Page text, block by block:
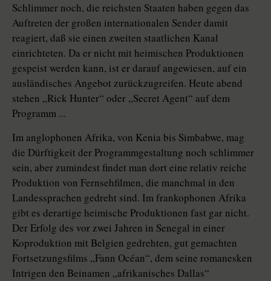
Schlimmer noch, die reichsten Staaten haben gegen das
Auftreten der großen internationalen Sender damit
reagiert, daß sie einen zweiten staatlichen Kanal
einrichteten. Da er nicht mit heimischen Produktionen
gespeist werden kann, ist er darauf angewiesen, auf ein
ausländisches Angebot zurückzugreifen. Heute abend
stehen „Rick Hunter“ oder „Secret Agent“ auf dem
Programm ...
Im anglophonen Afrika, von Kenia bis Simbabwe, mag
die Dürftigkeit der Programmgestaltung noch schlimmer
sein, aber zumindest findet man dort eine relativ reiche
Produktion von Fernsehfilmen, die manchmal in den
Landessprachen gedreht sind. Im frankophonen Afrika
gibt es derartige heimische Produktionen fast gar nicht.
Der Erfolg des vor zwei Jahren in Senegal in einer
Koproduktion mit Belgien gedrehten, gut gemachten
Fortsetzungsfilms „Fann Océan“, dem seine romanesken
Intrigen den Beinamen „afrikanisches Dallas“